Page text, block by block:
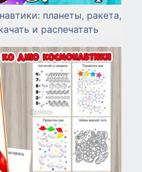
планеты, ракета,
и распечатать